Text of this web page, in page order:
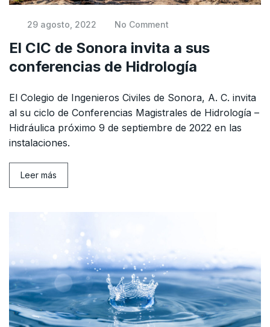
29 agosto, 2022 No Comment
El CIC de Sonora invita a sus
conferencias de Hidrología
El Colegio de Ingenieros Civiles de Sonora, A. C. invita
al su ciclo de Conferencias Magistrales de Hidrología –
Hidráulica próximo 9 de septiembre de 2022 en las
instalaciones.
Leer más